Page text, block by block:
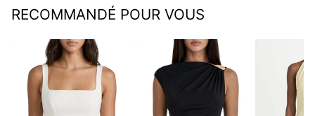
RECOMMANDÉ POUR VOUS